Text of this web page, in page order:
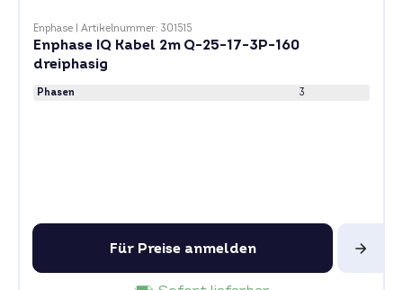
Enphase Artikelnummer: 301515
Enphase IQ Kabel 2m Q-25-17-3P-160
dreiphasig
Phasen 3
Für Preise anmelden